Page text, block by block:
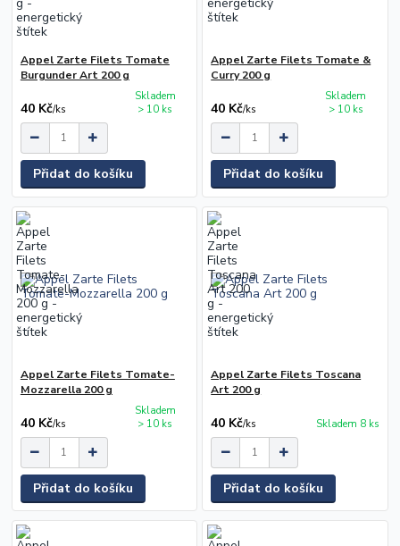
Appel Zarte Filets Tomate
Burgunder Art 200 g
40 Kč/ks
Skladem
> 10 ks
Přidat do košíku
Appel Zarte Filets Tomate &
Curry 200 g
40 Kč/ks
Skladem
> 10 ks
Přidat do košíku
Appel Zarte Filets Tomate-
Mozzarella 200 g
40 Kč/ks
Skladem
> 10 ks
Přidat do košíku
Appel Zarte Filets Toscana
Art 200 g
40 Kč/ks Skladem 8 ks
Přidat do košíku